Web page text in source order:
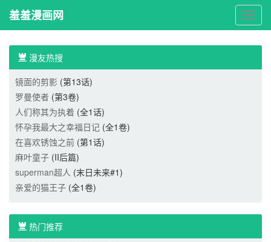
羞
羞
羞羞漫画网
漫友热搜
镜面的剪影 (第13话)
罗曼使者 (第3卷)
人们称其为执着 (全1话)
怀孕我最大之幸福日记 (全1卷)
在喜欢锈蚀之前 (第1话)
麻叶童子 (II后篇)
superman超人 (末日未来#1)
亲爱的猫王子 (全1卷)
热门推荐